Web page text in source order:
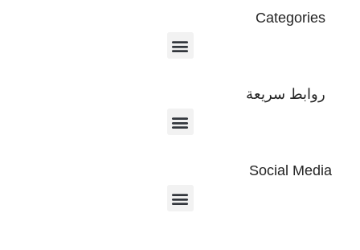
Categories
روابط سريعة
Social Media